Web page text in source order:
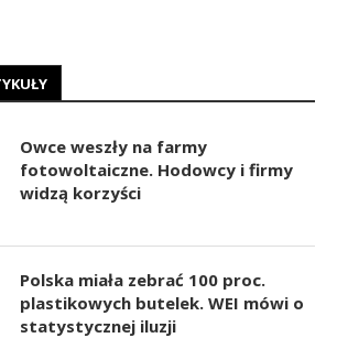
Owce weszły na farmy
fotowoltaiczne. Hodowcy i firmy
widzą korzyści
Polska miała zebrać 100 proc.
plastikowych butelek. WEI mówi o
statystycznej iluzji